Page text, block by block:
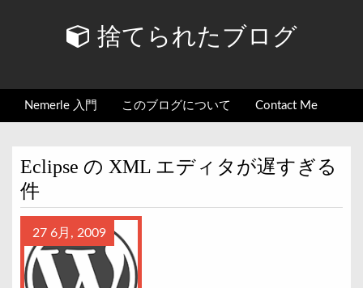
捨てられたブログ
Nemerle 入門 このブログについて Contact Me
Eclipse の XML エディタが遅すぎる
件
27 6月, 2009